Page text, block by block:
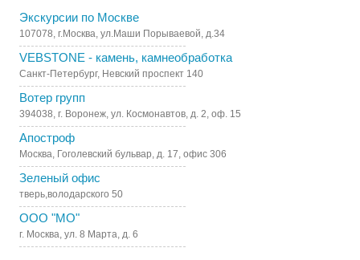
Экскурсии по Москве
107078, г.Москва, ул.Маши Порываевой, д.34
VEBSTONE - камень, камнеобработка
Санкт-Петербург, Невский проспект 140
Вотер групп
394038, г. Воронеж, ул. Космонавтов, д. 2, оф. 15
Апостроф
Москва, Гоголевский бульвар, д. 17, офис 306
Зеленый офис
тверь,володарского 50
ООО "МО"
г. Москва, ул. 8 Марта, д. 6